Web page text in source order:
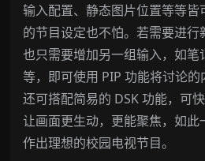
输入配置、静态图片位置等等皆
的节目设定也不怕。若需要进行
也只需要增加另一组输入，如笔
等，即可使用 PIP 功能将讨论
还可搭配简易的 DSK 功能，可
让画面更生动，更能聚焦，如此
作出理想的校园电视节目。